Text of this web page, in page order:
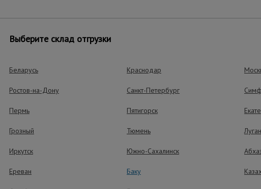
в жилом, коммерческом и промышленном строительстве.
консолей.
без инструмента.
шаг стоек.
погодным условиям.
объёмных стоек на рынке.
Важные преимущества –
Выберите склад отгрузки
Беларусь Краснодар
Ростов-на-Дону Санкт-Петербург
Пермь Пятигорск
Грозный Тюмень
Иркутск Южно-Сахалинск
Ереван Баку